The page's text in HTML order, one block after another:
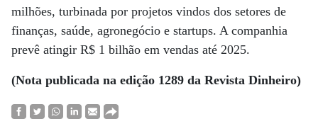
milhões, turbinada por projetos vindos dos setores de
finanças, saúde, agronegócio e startups. A companhia
prevê atingir R$ 1 bilhão em vendas até 2025.
(Nota publicada na edição 1289 da Revista Dinheiro)